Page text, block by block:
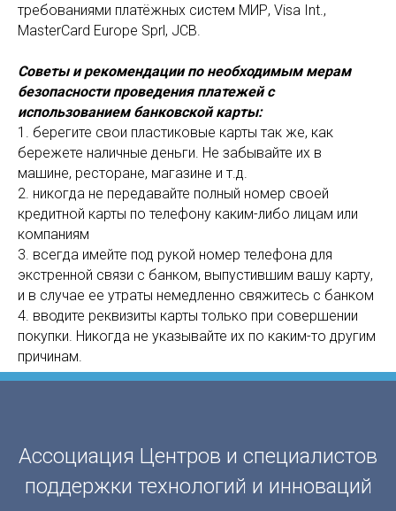
требованиями платёжных систем МИР, Visa Int.,
MasterCard Europe Sprl, JCB.
Советы и рекомендации по необходимым мерам
безопасности проведения платежей с
использованием банковской карты:
1. берегите свои пластиковые карты так же, как
бережете наличные деньги. Не забывайте их в
машине, ресторане, магазине и т.д.
2. никогда не передавайте полный номер своей
кредитной карты по телефону каким-либо лицам или
компаниям
3. всегда имейте под рукой номер телефона для
экстренной связи с банком, выпустившим вашу карту,
и в случае ее утраты немедленно свяжитесь с банком
4. вводите реквизиты карты только при совершении
покупки. Никогда не указывайте их по каким-то другим
причинам.
Ассоциация Центров и специалистов
поддержки технологий и инноваций